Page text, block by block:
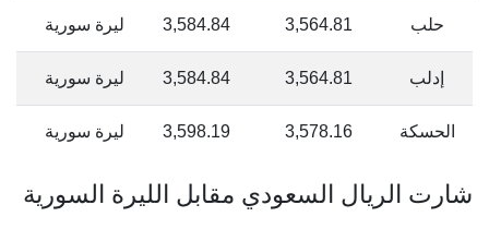
حلب 3,564.81
3,584.84 ليرة سورية
إدلب 3,564.81
3,584.84 ليرة سورية
الحسكة 3,578.16
3,598.19 ليرة سورية
شارت الريال السعودي مقابل الليرة السورية